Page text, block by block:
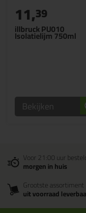
illbruck PU010
Isolatielijm 750ml
11,39
Bekijken
Voor 21:00 uur
morgen in huis
Grootste assortiment
uit voorraad